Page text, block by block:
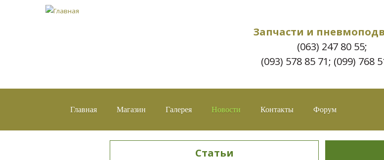
Запчасти и
(063) 247 80 55;
(093) 578 85 71; (099) 768
Главная Магазин Галерея Новости Контакты Форум
Статьи